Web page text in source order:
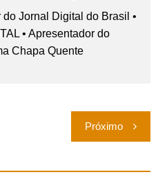
do Jornal Digital do Brasil •
• Apresentador do
Chapa Quente
Próximo